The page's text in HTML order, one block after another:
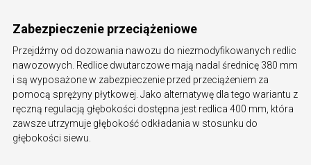
Zabezpieczenie przeciążeniowe
Przejdźmy od dozowania nawozu do niezmodyfikowanych redlic
nawozowych. Redlice dwutarczowe mają nadal średnicę 380 mm
i są wyposażone w zabezpieczenie przed przeciążeniem za
pomocą sprężyny płytkowej. Jako alternatywę dla tego wariantu z
ręczną regulacją głębokości dostępna jest redlica 400 mm, która
zawsze utrzymuje głębokość odkładania w stosunku do
głębokości siewu.